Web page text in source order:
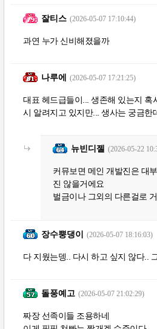
잘티스 (2026-05-07 17:10:44)
과연 누가 신비해졌을까
나루에 (2026-05-07 17:21:25)
대표 헤드급들이... 생존해 있는지 혹
시 알려지고 있지만... 생사는 궁금한
뉴빈디젤 (2026-05-22
커뮤보면 메인 개발진은 대
진 않을거에요
벌금이나 그외의 다른걸로
장수뿡댕이 (2026-05-07 18:16:03)
다 지웠는뎅.. 다시 하고 싶지 않다..
돌풍예고 (2026-05-07 21:02:29)
짜장 선족이들 조용하네